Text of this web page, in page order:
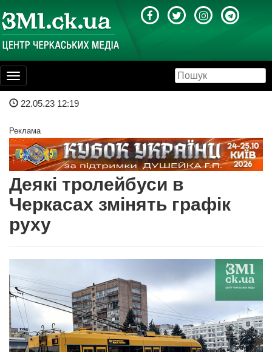
Toggle
navigation
22.05.23 12:19
Реклама
Деякі тролейбуси в
Черкасах змінять графік
руху